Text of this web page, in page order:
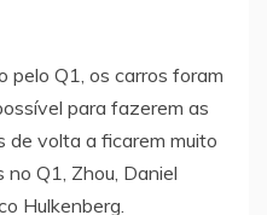
pelo Q1, os carros foram
para fazerem as
de volta a ficarem muito
no Q1, Zhou, Daniel
Hulkenberg.